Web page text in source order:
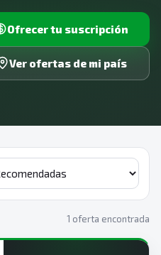
Ofrecer tu suscripción
Ver ofertas de mi país
1 oferta encontrada